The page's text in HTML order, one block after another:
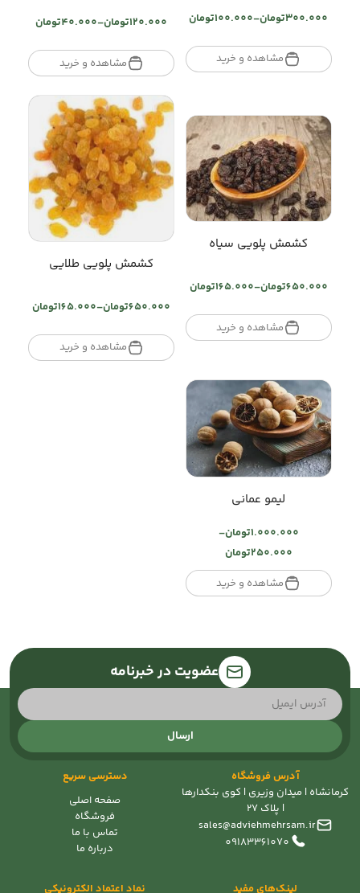
تومان300.000
– تومان100.000
Price
تومان100.000
through
مشاهده و خرید
تومان120.000
– تومان40.000
Price
تومان40.000
through
تومان120.000
مشاهده و خرید
کشمش پلویی سیاه
تومان650.000
– تومان165.000
Price
تومان165.000
through
مشاهده و خرید
کشمش پلویی طلایی
تومان650.000
– تومان165.000
Price
تومان165.000
through
مشاهده و خرید
لیمو عمانی
تومان1.000.000
–
تومان250.000
Price
تومان250.000
through
مشاهده و خرید
عضویت در خبرنامه
ارسال
آدرس فروشگاه
کرمانشاه | میدان وزیری | کوی بنکدارها
| پلاک 27
sales@adviehmehrsam.ir
09183361070
دسترسی سریع
صفحه اصلی
فروشگاه
تماس با ما
درباره ما
لینک‌های مفید نماد اعتماد الکترونیکی